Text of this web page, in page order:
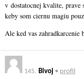
v dostatocnej kvalite,
keby som ciernu magiu
Ale ked vas
145. Bivoj • profil